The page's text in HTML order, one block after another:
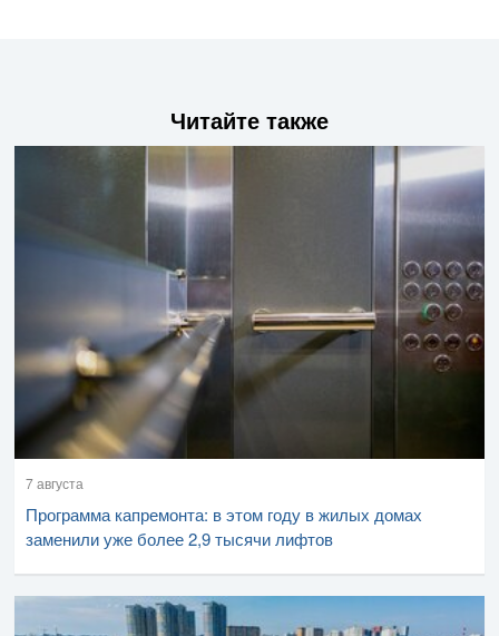
Читайте также
7 августа
Программа капремонта: в этом году в жилых домах
заменили уже более 2,9 тысячи лифтов